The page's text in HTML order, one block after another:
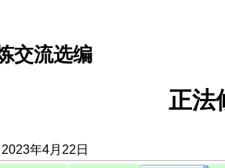
交流选编
正法
年4月22日